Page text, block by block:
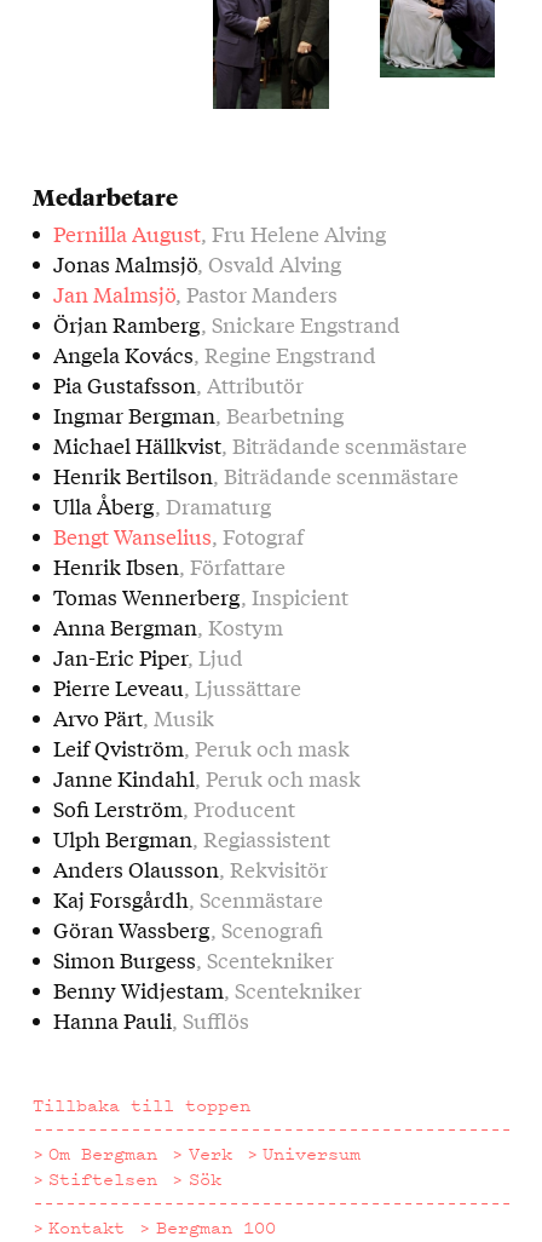
Medarbetare
Pernilla August, Fru Helene Alving
Jonas Malmsjö, Osvald Alving
Jan Malmsjö, Pastor Manders
Örjan Ramberg, Snickare Engstrand
Angela Kovács, Regine Engstrand
Pia Gustafsson, Attributör
Ingmar Bergman, Bearbetning
Michael Hällkvist, Biträdande scenmästare
Henrik Bertilson, Biträdande scenmästare
Ulla Åberg, Dramaturg
Bengt Wanselius, Fotograf
Henrik Ibsen, Författare
Tomas Wennerberg, Inspicient
Anna Bergman, Kostym
Jan-Eric Piper, Ljud
Pierre Leveau, Ljussättare
Arvo Pärt, Musik
Leif Qviström, Peruk och mask
Janne Kindahl, Peruk och mask
Sofi Lerström, Producent
Ulph Bergman, Regiassistent
Anders Olausson, Rekvisitör
Kaj Forsgårdh, Scenmästare
Göran Wassberg, Scenografi
Simon Burgess, Scentekniker
Benny Widjestam, Scentekniker
Hanna Pauli, Sufflös
Tillbaka till toppen
Om Bergman
Verk
Universum
Stiftelsen
Sök
Kontakt
Bergman 100